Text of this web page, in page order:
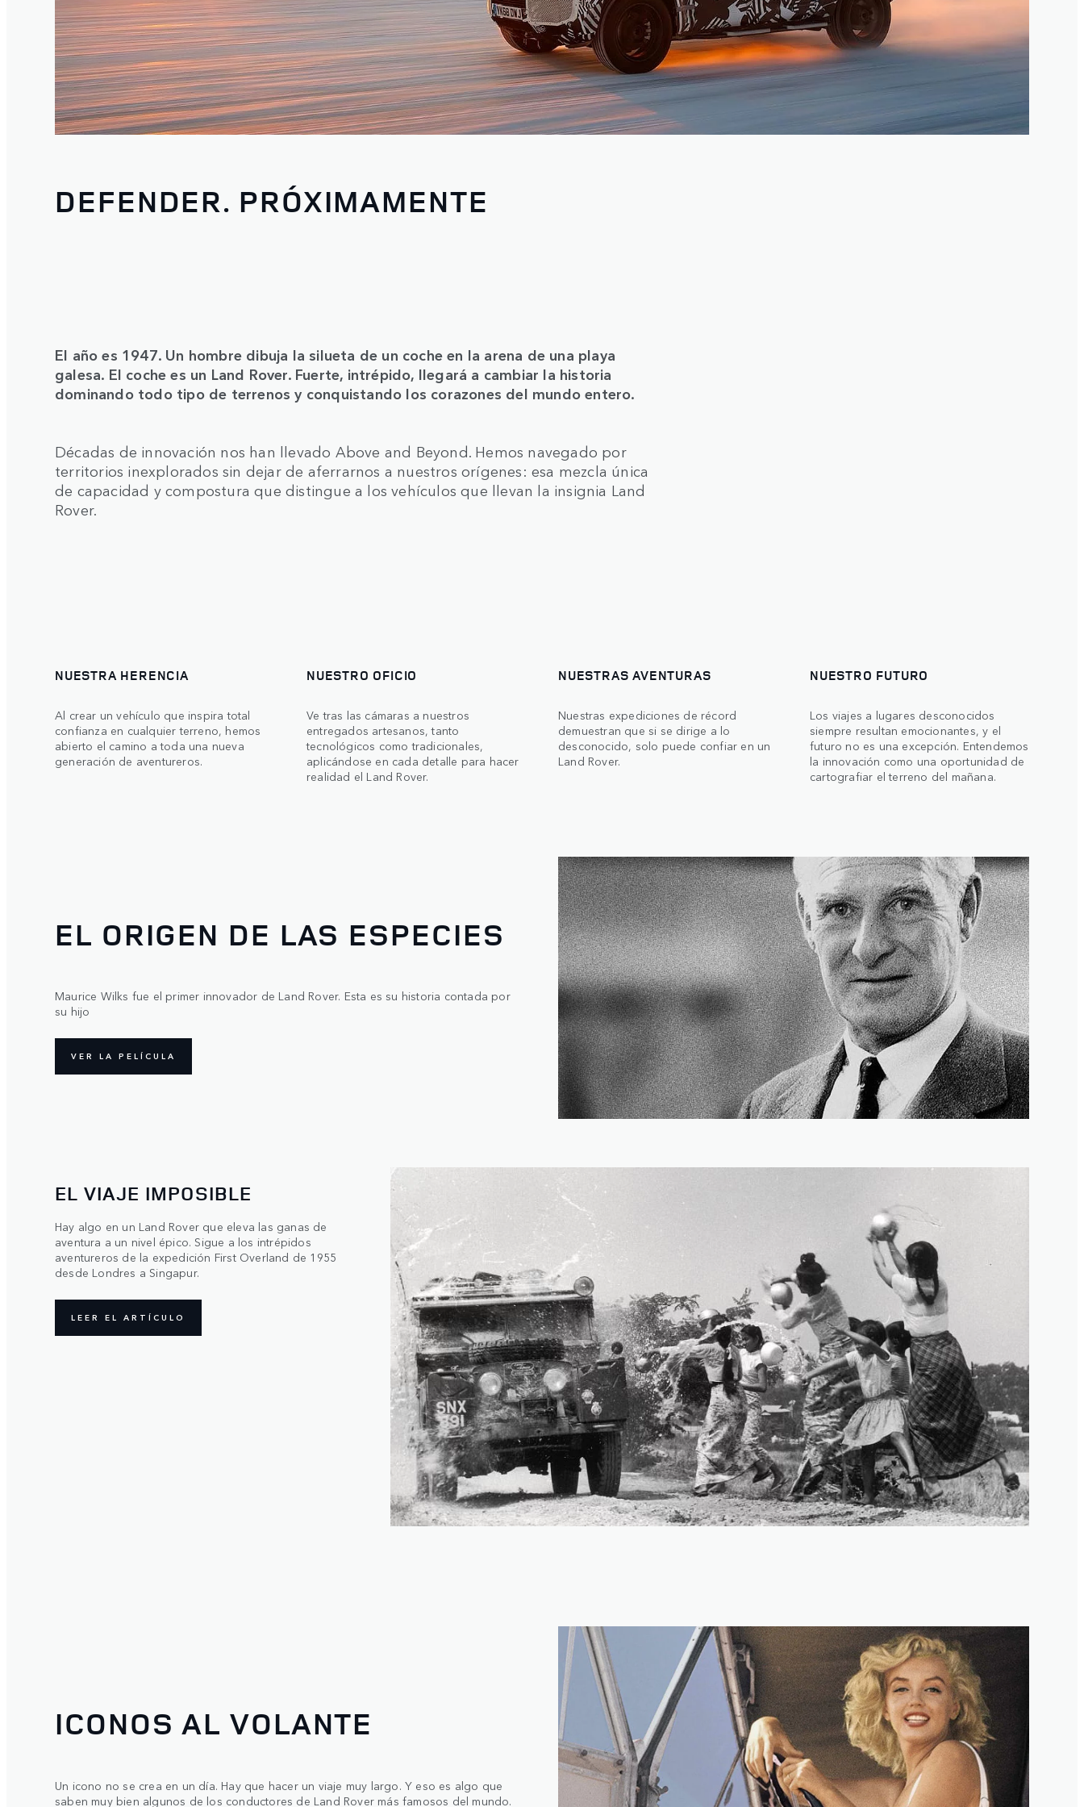
DEFENDER. PRÓXIMAMENTE
El año es 1947. Un hombre dibuja la silueta de un coche en la arena de una playa
galesa. El coche es un Land Rover. Fuerte, intrépido, llegará a cambiar la historia
dominando todo tipo de terrenos y conquistando los corazones del mundo entero.
Décadas de innovación nos han llevado Above and Beyond. Hemos navegado por
territorios inexplorados sin dejar de aferrarnos a nuestros orígenes: esa mezcla única
de capacidad y compostura que distingue a los vehículos que llevan la insignia Land
Rover.
NUESTRA HERENCIA
Al crear un vehículo que inspira total
confianza en cualquier terreno, hemos
abierto el camino a toda una nueva
generación de aventureros.
NUESTRO OFICIO
Ve tras las cámaras a nuestros
entregados artesanos, tanto
tecnológicos como tradicionales,
aplicándose en cada detalle para hacer
realidad el Land Rover.
NUESTRAS AVENTURAS
Nuestras expediciones de récord
demuestran que si se dirige a lo
desconocido, solo puede confiar en un
Land Rover.
NUESTRO FUTURO
Los viajes a lugares desconocidos
siempre resultan emocionantes, y el
futuro no es una excepción. Entendemos
la innovación como una oportunidad de
cartografiar el terreno del mañana.
EL ORIGEN DE LAS ESPECIES
Maurice Wilks fue el primer innovador de Land Rover. Esta es su historia contada por
su hijo
VER LA PELÍCULA
EL VIAJE IMPOSIBLE
Hay algo en un Land Rover que eleva las ganas de
aventura a un nivel épico. Sigue a los intrépidos
aventureros de la expedición First Overland de 1955
desde Londres a Singapur.
LEER EL ARTÍCULO
ICONOS AL VOLANTE
Un icono no se crea en un día. Hay que hacer un viaje muy largo. Y eso es algo que
saben muy bien algunos de los conductores de Land Rover más famosos del mundo.